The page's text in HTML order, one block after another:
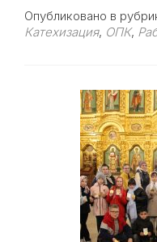
Опубликовано в
Катехизация, ОПК,